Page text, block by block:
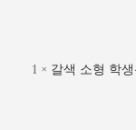
1 × 갈색 소형 학